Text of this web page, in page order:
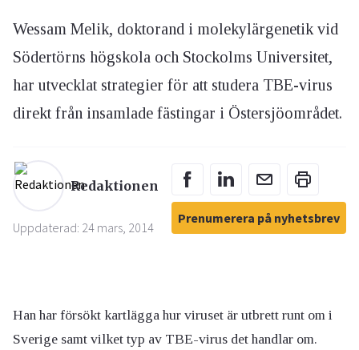
Wessam Melik, doktorand i molekylärgenetik vid
Södertörns högskola och Stockolms Universitet,
har utvecklat strategier för att studera TBE-virus
direkt från insamlade fästingar i Östersjöområdet.
Redaktionen
Uppdaterad: 24 mars, 2014
Prenumerera på nyhetsbrev
Han har försökt kartlägga hur viruset är utbrett runt om i
Sverige samt vilket typ av TBE-virus det handlar om.